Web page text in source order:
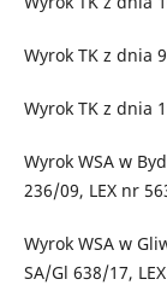
Wyrok TK z dnia
Wyrok TK z dnia
Wyrok WSA w
236/09, LEX nr
Wyrok WSA w
SA/Gl 638/17,